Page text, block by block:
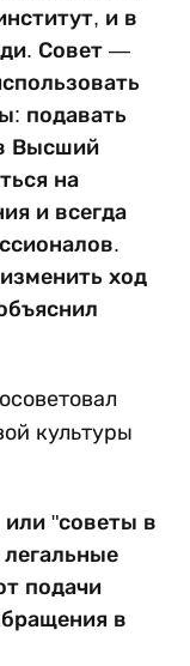
и в
Совет —
подавать
Высший
на
и всегда
ход
культуры
"советы в
подачи
в